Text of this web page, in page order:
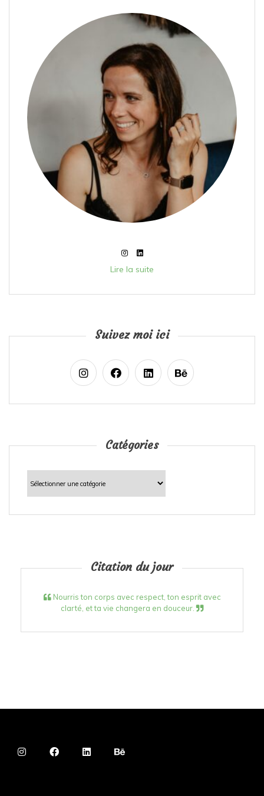
Lire la suite
Suivez moi ici
Catégories
Catégories
Citation du jour
Nourris ton corps avec respect, ton esprit avec
clarté, et ta vie changera en douceur.